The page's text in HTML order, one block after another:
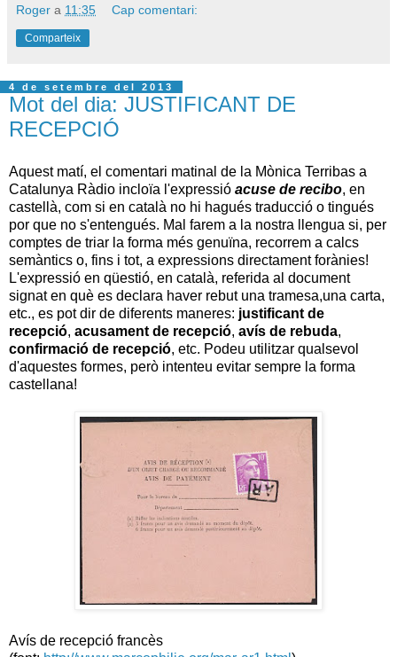
Roger a 11:35 Cap comentari:
Comparteix
4 de setembre del 2013
Mot del dia: JUSTIFICANT DE
RECEPCIÓ
Aquest matí, el comentari matinal de la Mònica Terribas a
Catalunya Ràdio incloïa l'expressió acuse de recibo, en
castellà, com si en català no hi hagués traducció o tingués
por que no s'entengués. Mal farem a la nostra llengua si, per
comptes de triar la forma més genuïna, recorrem a calcs
semàntics o, fins i tot, a expressions directament forànies!
L'expressió en qüestió, en català, referida al document
signat en què es declara haver rebut una tramesa,una carta,
etc., es pot dir de diferents maneres: justificant de
recepció, acusament de recepció, avís de rebuda,
confirmació de recepció, etc. Podeu utilitzar qualsevol
d'aquestes formes, però intenteu evitar sempre la forma
castellana!
Avís de recepció francès